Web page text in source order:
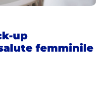
up
femminile